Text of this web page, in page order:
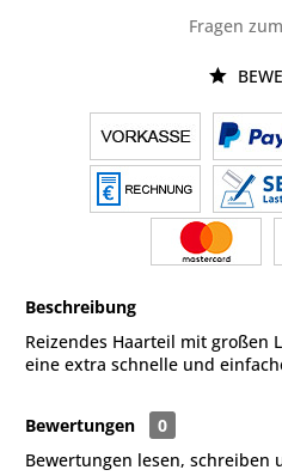
Fragen
Beschreibung
Reizendes Haarteil mit großen
eine extra schnelle und
Bewertungen
0
Bewertungen lesen, schreiben